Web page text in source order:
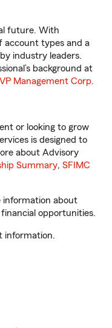
future. With
account types and a
industry leaders.
background at
Management Corp.
or looking to grow
is designed to
about Advisory
Summary, SFIMC
information about
opportunities.
information.